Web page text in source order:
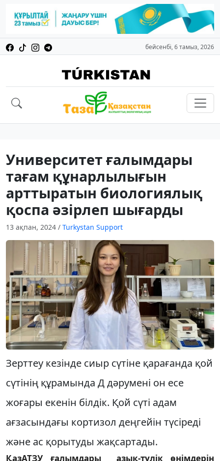
бейсенбі, 6 тамыз, 2026
Университет ғалымдары
тағам құнарлылығын
арттыратын биологиялық
қоспа әзірлеп шығарды
13 ақпан, 2024 / Turkystan Support
Зерттеу кезінде сиыр сүтіне қарағанда қой
сүтінің құрамында Д дәрумені он есе
жоғары екенін білдік. Қой сүті адам
ағзасындағы кортизол деңгейін түсіреді
және ас қорытуды жақсартады.
ҚазАТЗУ ғалымдары азық-түлік өнімдерін